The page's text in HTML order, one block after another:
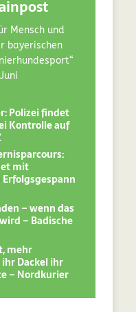
Mensch und
bayerischen
Polizei findet
Kontrolle auf
mit
– wenn das
– Badische
mehr
Dackel ihr
– Nordkurier